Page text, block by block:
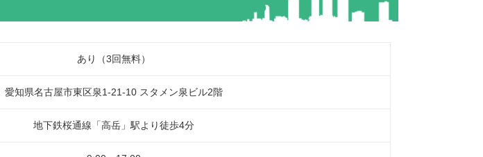
あり（3回無料）
愛知県名古屋市東区泉1-21-10 スタメン泉ビル2階
地下鉄桜通線「高岳」駅より徒歩4分